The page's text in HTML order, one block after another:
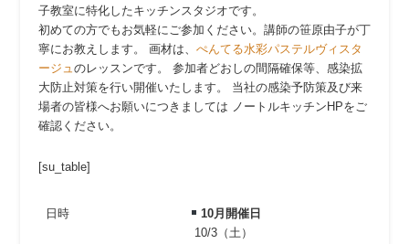
子教室に特化したキッチンスタジオです。
初めての方でもお気軽にご参加ください。講師の笹原由子が丁
寧にお教えします。 画材は、 ぺんてる水彩パステルヴィスタ
ージュのレッスンです。 参加者どおしの間隔確保等、感染拡
大防止対策を行い開催いたします。 当社の感染予防策及び来
場者の皆様へお願いにつきましては ノートルキッチンHPをご
確認ください。
[su_table]
日時
10月開催日
10/3（土）